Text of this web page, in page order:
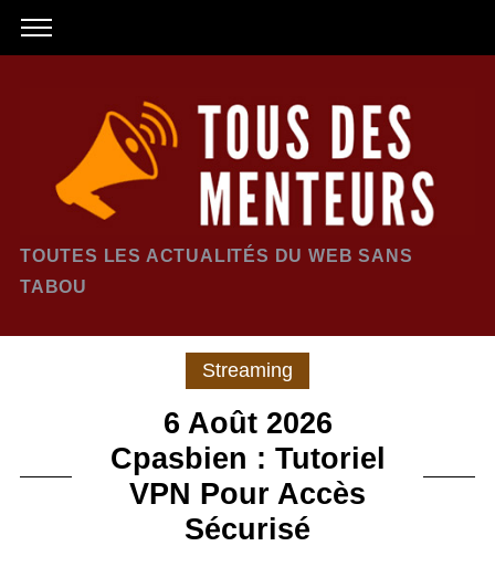
TOUTES LES ACTUALITÉS DU WEB SANS
TABOU
Streaming
6 Août 2026
Cpasbien : Tutoriel
VPN Pour Accès
Sécurisé